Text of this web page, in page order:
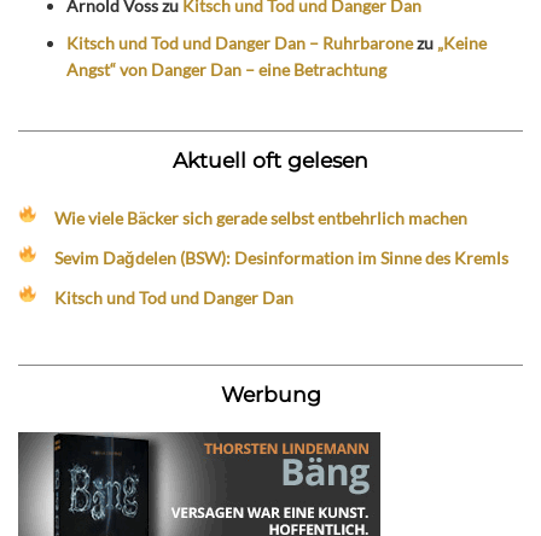
Arnold Vosszu Kitsch und Tod und Danger Dan
Kitsch und Tod und Danger Dan – Ruhrbaronezu „Keine
Angst“ von Danger Dan – eine Betrachtung
Aktuell oft gelesen
Wie viele Bäcker sich gerade selbst entbehrlich machen
Sevim Dağdelen (BSW): Desinformation im Sinne des Kremls
Kitsch und Tod und Danger Dan
Werbung